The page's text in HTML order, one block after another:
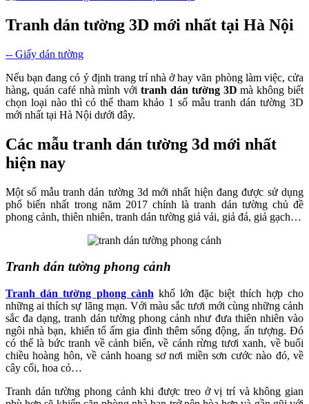
Tranh dán tường 3D mới nhất tại Hà Nội
-- Giấy dán tường
Nếu bạn đang có ý định trang trí nhà ở hay văn phòng làm việc, cửa
hàng, quán café nhà mình với tranh dán tường 3D mà không biết
chọn loại nào thì có thể tham khảo 1 số mẫu tranh dán tường 3D
mới nhất tại Hà Nội dưới đây.
Các mẫu tranh dán tường 3d mới nhất
hiện nay
Một số mẫu tranh dán tường 3d mới nhất hiện đang được sử dụng
phổ biến nhất trong năm 2017 chính là tranh dán tường chủ đề
phong cảnh, thiên nhiên, tranh dán tường giả vải, giả đá, giả gạch…
Tranh dán tường phong cảnh
Tranh dán tường phong cảnh khổ lớn đặc biệt thích hợp cho
những ai thích sự lãng mạn. Với màu sắc tươi mới cùng những cảnh
sắc đa dạng, tranh dán tường phong cảnh như đưa thiên nhiên vào
ngôi nhà bạn, khiến tổ ấm gia đình thêm sống động, ấn tượng. Đó
có thể là bức tranh về cảnh biển, về cánh rừng tươi xanh, về buổi
chiều hoàng hôn, về cảnh hoang sơ nơi miền sơn cước nào đó, về
cây cối, hoa cỏ…
Tranh dán tường phong cảnh khi được treo ở vị trí và không gian